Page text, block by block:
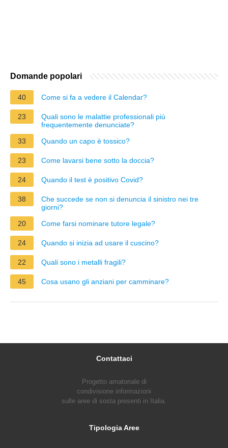
Domande popolari
40 Come si fa a vedere il Calendar?
23
Quali sono le malattie professionali più
frequentemente denunciate?
33
Quando un capo è tossico?
23 Come lavarsi bene sotto la doccia?
24 Quando il test è positivo Covid?
38
Che succede se non si denuncia il sinistro nei tre
giorni?
20
Come farsi nominare tutore legale?
24 Quando si inizia ad usare il cuscino?
22 Quali sono i metalli fragili?
45 Cosa usano gli anziani per camminare?
Contattaci
Progetto amatoriale di
condivisione informazioni
sulle aree di sosta presenti in Italia.
Tipologia Aree